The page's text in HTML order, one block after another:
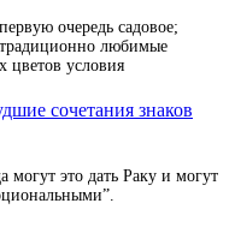
очередь садовое;
любимые
цветов условия
сочетания знаков
могут это дать Раку и могут